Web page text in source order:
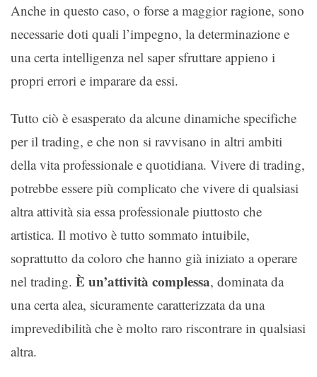
Anche in questo caso, o forse a maggior ragione, sono
necessarie doti quali l’impegno, la determinazione e
una certa intelligenza nel saper sfruttare appieno i
propri errori e imparare da essi.
Tutto ciò è esasperato da alcune dinamiche specifiche
per il trading, e che non si ravvisano in altri ambiti
della vita professionale e quotidiana. Vivere di trading,
potrebbe essere più complicato che vivere di qualsiasi
altra attività sia essa professionale piuttosto che
artistica. Il motivo è tutto sommato intuibile,
soprattutto da coloro che hanno già iniziato a operare
nel trading. È un’attività complessa, dominata da
una certa alea, sicuramente caratterizzata da una
imprevedibilità che è molto raro riscontrare in qualsiasi
altra.